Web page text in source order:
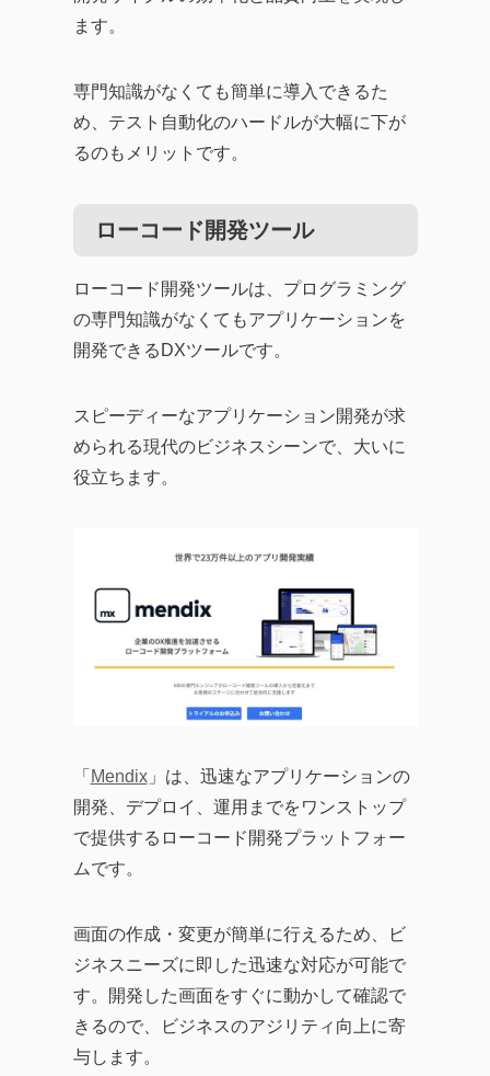
ます。
専門知識がなくても簡単に導入できるた
め、テスト自動化のハードルが大幅に下が
るのもメリットです。
ローコード開発ツール
ローコード開発ツールは、プログラミング
の専門知識がなくてもアプリケーションを
開発できるDXツールです。
スピーディーなアプリケーション開発が求
められる現代のビジネスシーンで、大いに
役立ちます。
「 Mendix」は、迅速なアプリケーションの
開発、デプロイ、運用までをワンストップ
で提供するローコード開発プラットフォー
ムです。
画面の作成・変更が簡単に行えるため、ビ
ジネスニーズに即した迅速な対応が可能で
す。開発した画面をすぐに動かして確認で
きるので、ビジネスのアジリティ向上に寄
与します。